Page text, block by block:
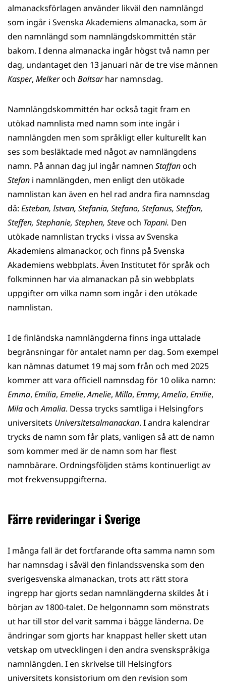
almanacksförlagen använder likväl den namnlängd
som ingår i Svenska Akademiens almanacka, som är
den namnlängd som namnlängdskommittén står
bakom. I denna almanacka ingår högst två namn per
dag, undantaget den 13 januari när de tre vise männen
Kasper, Melkeroch Baltsarhar namnsdag.
Namnlängdskommittén har också tagit fram en
utökad namnlista med namn som inte ingår i
namnlängden men som språkligt eller kulturellt kan
ses som besläktade med något av namnlängdens
namn. På annan dag jul ingår namnen Staffanoch
Stefan i namnlängden, men enligt den utökade
namnlistan kan även en hel rad andra fira namnsdag
då: Esteban, Istvan, Stefania, Stefano, Stefanus, Steffan,
Steffen, Stephanie, Stephen, Steveoch Tapani. Den
utökade namnlistan trycks i vissa av Svenska
Akademiens almanackor, och finns på Svenska
Akademiens webbplats. Även Institutet för språk och
folkminnen har via almanackan på sin webbplats
uppgifter om vilka namn som ingår i den utökade
namnlistan.
I de finländska namnlängderna finns inga uttalade
begränsningar för antalet namn per dag. Som exempel
kan nämnas datumet 19 maj som från och med 2025
kommer att vara officiell namnsdag för 10 olika namn:
Emma, Emilia, Emelie,Amelie, Milla, Emmy,Amelia, Emilie,
MilaochAmalia. Dessa trycks samtliga i Helsingfors
universitets Universitetsalmanackan. I andra kalendrar
trycks de namn som får plats, vanligen så att de namn
som kommer med är de namn som har flest
namnbärare. Ordningsföljden stäms kontinuerligt av
mot frekvensuppgifterna.
Färre revideringar i Sverige
I många fall är det fortfarande ofta samma namn som
har namnsdag i såväl den finlandssvenska som den
sverigesvenska almanackan, trots att rätt stora
ingrepp har gjorts sedan namnlängderna skildes åt i
början av 1800-talet. De helgonnamn som mönstrats
ut har till stor del varit samma i bägge länderna. De
ändringar som gjorts har knappast heller skett utan
vetskap om utvecklingen i den andra svenskspråkiga
namnlängden. I en skrivelse till Helsingfors
universitets konsistorium om den revision som